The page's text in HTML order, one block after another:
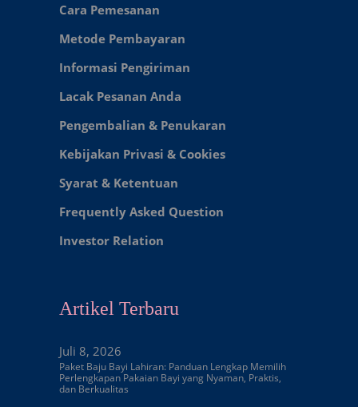
Cara Pemesanan
Metode Pembayaran
Informasi Pengiriman
Lacak Pesanan Anda
Pengembalian & Penukaran
Kebijakan Privasi & Cookies
Syarat & Ketentuan
Frequently Asked Question
Investor Relation
Artikel Terbaru
Juli 8, 2026
Paket Baju Bayi Lahiran: Panduan Lengkap Memilih
Perlengkapan Pakaian Bayi yang Nyaman, Praktis,
dan Berkualitas